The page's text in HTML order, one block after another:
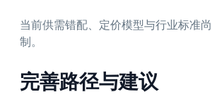
当前供需错配、定价模型与行业标准
制。
完善路径与建议